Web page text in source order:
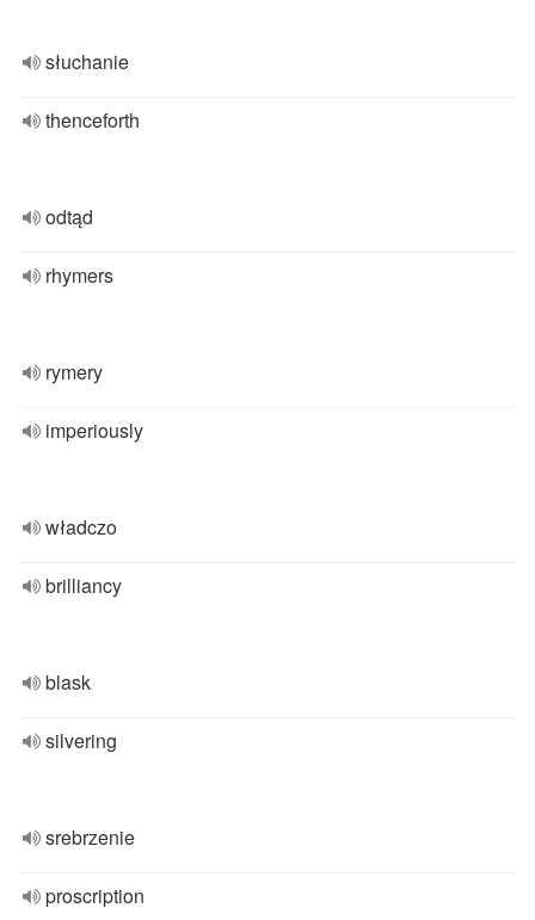
słuchanie
thenceforth
odtąd
rhymers
rymery
imperiously
władczo
brilliancy
blask
silvering
srebrzenie
proscription